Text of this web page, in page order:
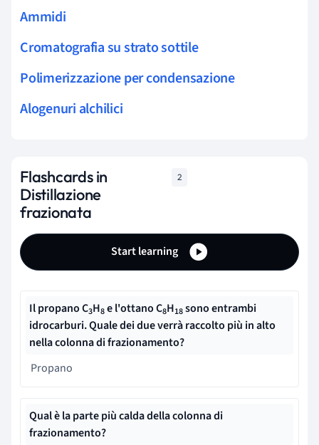
Ammidi
Cromatografia su strato sottile
Polimerizzazione per condensazione
Alogenuri alchilici
Flashcards in
Distillazione
frazionata
2
Start learning
Il propano C3H8e l'ottano C8H18sono entrambi
idrocarburi. Quale dei due verrà raccolto più in alto
nella colonna di frazionamento?
Propano
Qual è la parte più calda della colonna di
frazionamento?